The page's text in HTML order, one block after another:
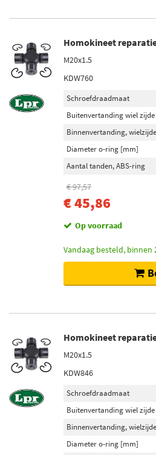
Homokineet
M20x1.5
KDW760
Schroefdraadmaat
Buitenvertanding wiel zijde
Binnenvertanding, wielzijde
Diameter o-ring [mm]
Aantal tanden, ABS-ring
€ 97,57
€ 45,86
Op voorraad
Vandaag besteld, binnen
Homokineet
M20x1.5
KDW846
Schroefdraadmaat
Buitenvertanding wiel zijde
Binnenvertanding, wielzijde
Diameter o-ring [mm]